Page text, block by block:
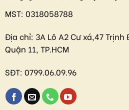
MST: 0318058788
Địa chỉ: 3A Lô A2 Cư xá,47
Quận 11, TP.HCM
SĐT: 0799.06.09.96